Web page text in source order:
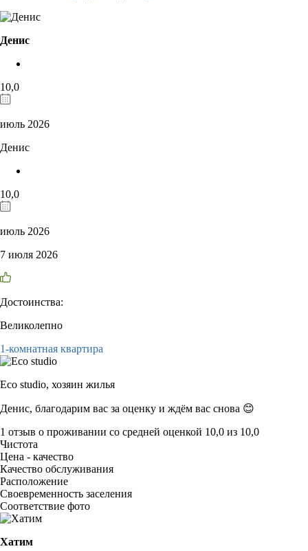
Денис
10,0
июль 2026
Денис
10,0
июль 2026
7 июля 2026
Достоинства:
Великолепно
1-комнатная квартира
Eco studio, хозяин жилья
Денис, благодарим вас за оценку и ждём вас снова 😊
1 отзыв о проживании со средней оценкой 10,0 из 10,0
Чистота
Цена - качество
Качество обслуживания
Расположение
Своевременность заселения
Соответствие фото
Хатим